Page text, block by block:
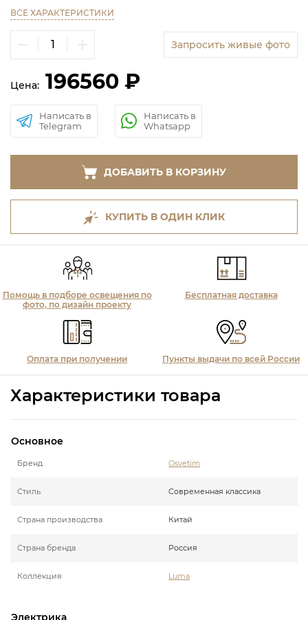
ВСЕ ХАРАКТЕРИСТИКИ
Запросить живые фото
Цена: 196560 ₽
Написать в
Telegram
Написать в
Whatsapp
ДОБАВИТЬ В КОРЗИНУ
КУПИТЬ В ОДИН КЛИК
Помощь в подборе освещения по
фото, по дизайн проекту
Бесплатная доставка
Оплата при получении Пункты выдачи по всей России
Характеристики товара
Основное
Бренд Osvetim
Стиль Современная классика
Страна производства Китай
Страна бренда Россия
Коллекция Luma
Электрика